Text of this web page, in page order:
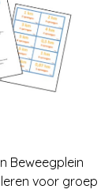
Beweegplein
voor groep